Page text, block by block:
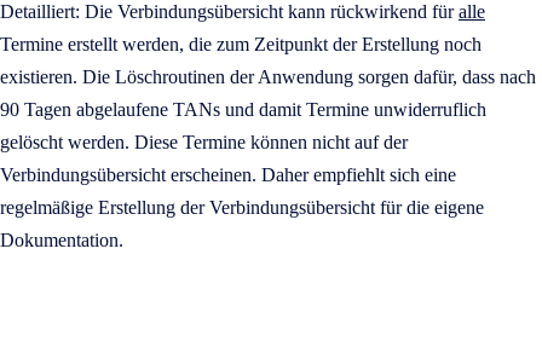
Detailliert: Die Verbindungsübersicht kann rückwirkend füralle
Termine erstellt werden, die zum Zeitpunkt der Erstellung noch
existieren. Die Löschroutinen der Anwendung sorgen dafür, dass nach
90 Tagen abgelaufene TANs und damit Termine unwiderruflich
gelöscht werden. Diese Termine können nicht auf der
Verbindungsübersicht erscheinen. Daher empfiehlt sich eine
regelmäßige Erstellung der Verbindungsübersicht für die eigene
Dokumentation.